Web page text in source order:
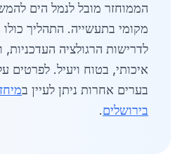
הממוחזר מובל לנמל הים
מקומי בתעשייה. התהליך
לדרישות הרגולציה
איכותי, בטוח ויעיל. לפרטים
בערים אחרות ניתן לעיין ב
בירושלים.